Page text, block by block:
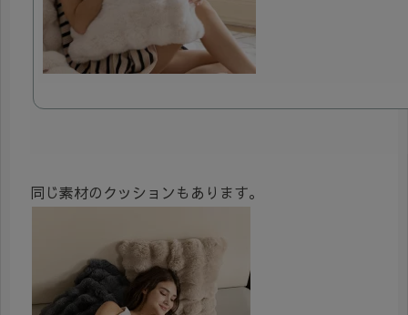
同じ素材のクッションもあります。